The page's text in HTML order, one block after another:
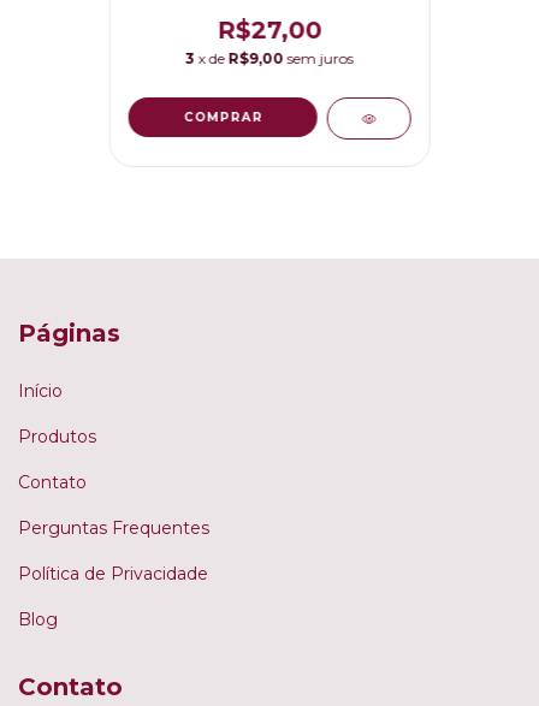
R$27,00
3 x de R$9,00 sem juros
Páginas
Início
Produtos
Contato
Perguntas Frequentes
Política de Privacidade
Blog
Contato